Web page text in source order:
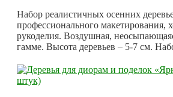
Набор реалистичных осенних
профессионального макетирования,
рукоделия. Воздушная,
гамме. Высота деревьев – 5-7 см.